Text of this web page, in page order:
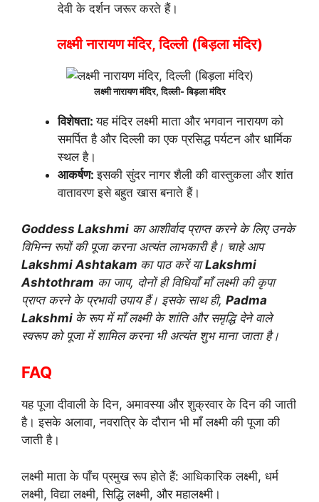
देवी के दर्शन जरूर करते हैं।
लक्ष्मी नारायण मंदिर, दिल्ली (बिड़ला मंदिर)
लक्ष्मी नारायण मंदिर, दिल्ली- बिड़ला मंदिर
विशेषता:यह मंदिर लक्ष्मी माता और भगवान नारायण को
समर्पित है और दिल्ली का एक प्रसिद्ध पर्यटन और धार्मिक
स्थल है।
आकर्षण:इसकी सुंदर नागर शैली की वास्तुकला और शांत
वातावरण इसे बहुत खास बनाते हैं।
Goddess Lakshmi का आशीर्वाद प्राप्त करने के लिए उनके
विभिन्न रूपों की पूजा करना अत्यंत लाभकारी है। चाहे आप
Lakshmi Ashtakam का पाठ करें याLakshmi
Ashtothram का जाप, दोनों ही विधियाँ माँ लक्ष्मी की कृपा
प्राप्त करने के प्रभावी उपाय हैं। इसके साथ ही, Padma
Lakshmi के रूप में माँ लक्ष्मी के शांति और समृद्धि देने वाले
स्वरूप को पूजा में शामिल करना भी अत्यंत शुभ माना जाता है।
FAQ
यह पूजा दीवाली के दिन, अमावस्या और शुक्रवार के दिन की जाती
है। इसके अलावा, नवरात्रि के दौरान भी माँ लक्ष्मी की पूजा की
जाती है।
लक्ष्मी माता के पाँच प्रमुख रूप होते हैं: आधिकारिक लक्ष्मी, धर्म
लक्ष्मी, विद्या लक्ष्मी, सिद्धि लक्ष्मी, और महालक्ष्मी।